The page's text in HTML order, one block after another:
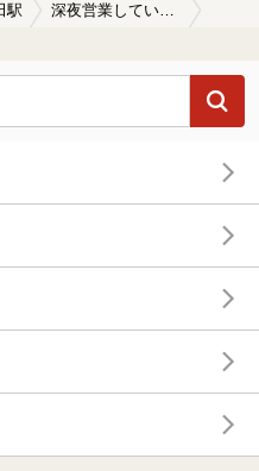
駅 深夜営業している二井田駅近くの温泉、日帰り温泉、スーパー銭湯おすすめ